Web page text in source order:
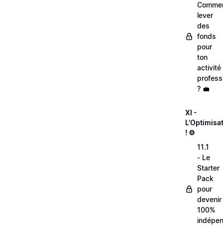
lever
des
fonds
pour
ton
activité
? 💼
XI -
! ⚙️
11.1
- Le
Starter
Pack
pour
devenir
100%